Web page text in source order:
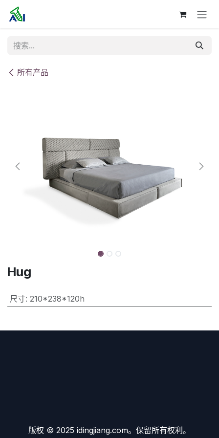
跳至内容
所有产品
Hug
尺寸: 210*238*120h
版权 © 2025 idingjiang.com。保留所有权利。